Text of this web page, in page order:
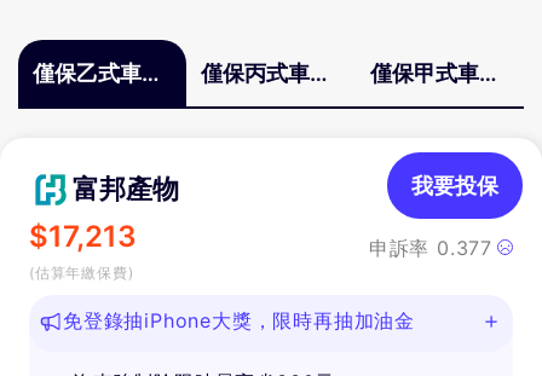
僅保乙式車體
險
僅保丙式車體
險
僅保甲式車體
險
富邦產物
$17,213
(估算年繳保費)
申訴率 0.377
我要投保
免登錄抽iPhone大獎，限時再抽加油金